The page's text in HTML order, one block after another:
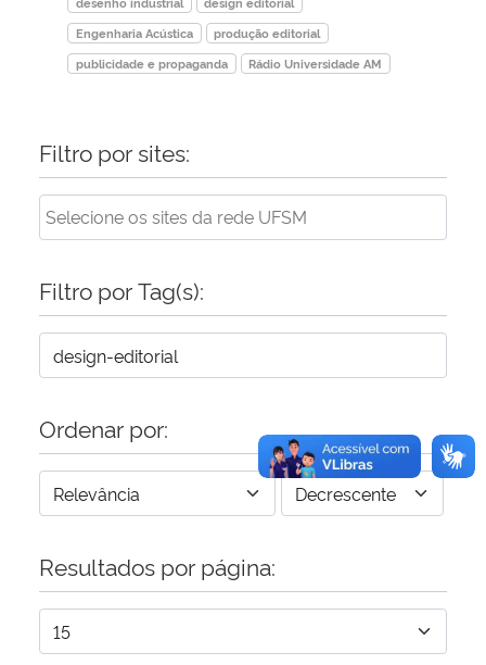
Engenharia Acústica
produção editorial
publicidade e propaganda
Rádio Universidade AM
Filtro por sites:
Filtro por Tag(s):
Ordenar por:
Resultados por página: